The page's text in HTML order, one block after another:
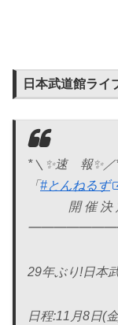
日本武道館ライ
*＼✨速 報✨／
「#とんねるず
開 催 決
29年ぶり!日本
日程:11月8日(